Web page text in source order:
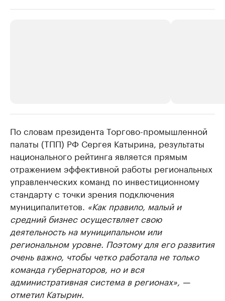
Делитесь новостями бизнеса на РБК
Управляйте страницей компании и развивайте личные
бренды спикеров бизнеса
Крупнейшие
продавцы
Ознакомьтесь с
По словам президента Торгово-промышленной
палаты (ТПП) РФ Сергея Катырина, результаты
национального рейтинга является прямым
отражением эффективной работы региональных
управленческих команд по инвестиционному
стандарту с точки зрения подключения
муниципалитетов. «Как правило, малый и
средний бизнес осуществляет свою
деятельность на муниципальном или
региональном уровне. Поэтому для его развития
очень важно, чтобы четко работала не только
команда губернаторов, но и вся
административная система в регионах», —
отметил Катырин.